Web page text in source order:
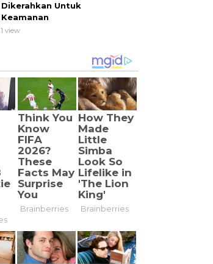
Dikerahkan Untuk
Keamanan
1 view